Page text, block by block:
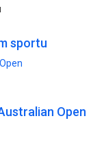
sportu
Open